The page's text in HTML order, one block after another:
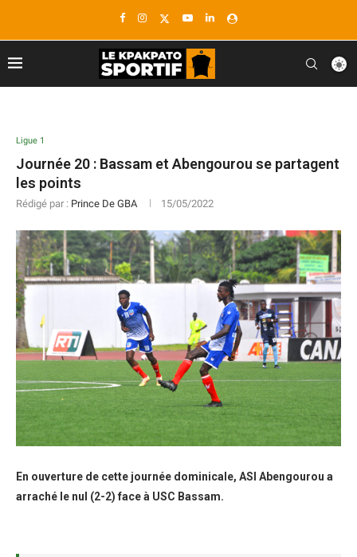
Ligue 1
Journée 20 : Bassam et Abengourou se partagent
les points
Rédigé par : Prince De GBA 15/05/2022
En ouverture de cette journée dominicale, ASI Abengourou a
arraché le nul (2-2) face à USC Bassam.